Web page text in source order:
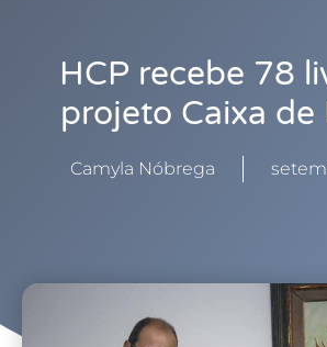
HCP recebe 78
projeto Caixa de
Camyla Nóbrega